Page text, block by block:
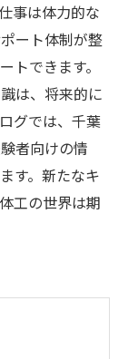
事は体力的な
ート体制が整
トできます。
は、将来的に
グでは、千葉
者向けの情
す。新たなキ
工の世界は期